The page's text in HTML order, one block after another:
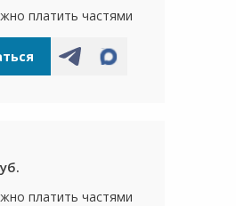
платить частями
платить частями